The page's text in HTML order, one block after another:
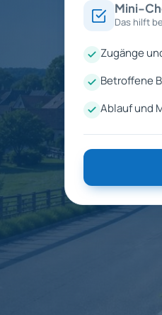
Mini-
Das hilft
Zugänge
Betroffene
Ablauf und